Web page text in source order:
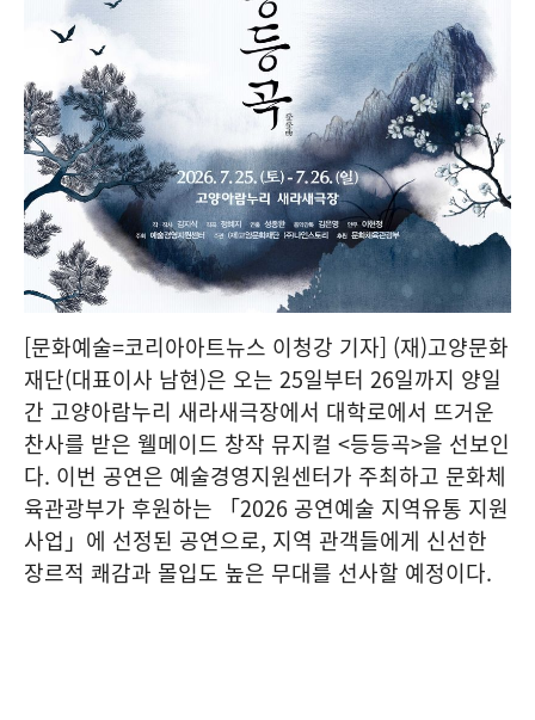
[문화예술=코리아아트뉴스 이청강 기자] (재)고양문화
재단(대표이사 남현)은 오는 25일부터 26일까지 양일
간 고양아람누리 새라새극장에서 대학로에서 뜨거운
찬사를 받은 웰메이드 창작 뮤지컬 <등등곡>을 선보인
다. 이번 공연은 예술경영지원센터가 주최하고 문화체
육관광부가 후원하는 「2026 공연예술 지역유통 지원
사업」에 선정된 공연으로, 지역 관객들에게 신선한
장르적 쾌감과 몰입도 높은 무대를 선사할 예정이다.